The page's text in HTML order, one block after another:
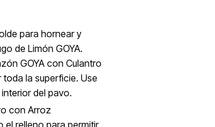
para hornear y
de Limón GOYA.
GOYA con Culantro
la superficie. Use
del pavo.
con Arroz
relleno para permitir